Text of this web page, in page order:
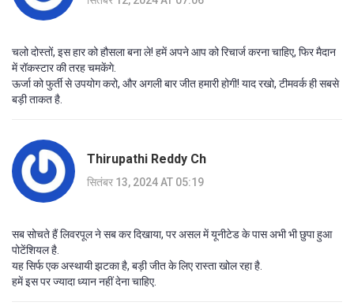
चलो दोस्तों, इस हार को हौसला बना ले! हमें अपने आप को रिचार्ज करना चाहिए, फिर मैदान
में रॉकस्टार की तरह चमकेंगे.
ऊर्जा को फुर्ती से उपयोग करो, और अगली बार जीत हमारी होगी! याद रखो, टीमवर्क ही सबसे
बड़ी ताकत है.
Thirupathi Reddy Ch
सितंबर 13, 2024 AT 05:19
सब सोचते हैं लिवरपूल ने सब कर दिखाया, पर असल में यूनीटेड के पास अभी भी छुपा हुआ
पोटेंशियल है.
यह सिर्फ एक अस्थायी झटका है, बड़ी जीत के लिए रास्ता खोल रहा है.
हमें इस पर ज्यादा ध्यान नहीं देना चाहिए.